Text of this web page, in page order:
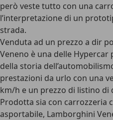
però veste tutto con una
l’interpretazione di un
strada.
Venduta ad un prezzo a dir
Veneno è una delle Hypercar
della storia
prestazioni da urlo con una
km/h e un prezzo di listino di
Prodotta sia con carrozzeria
asportabile, Lamborghini